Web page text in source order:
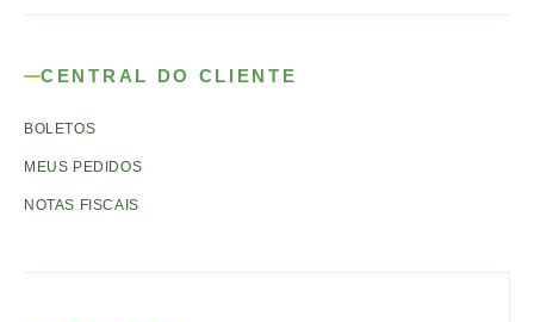
CENTRAL DO CLIENTE
BOLETOS
MEUS PEDIDOS
NOTAS FISCAIS